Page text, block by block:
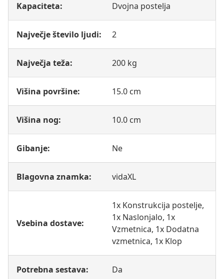
Kapaciteta: Dvojna postelja
Največje število ljudi: 2
Največja teža: 200 kg
Višina površine: 15.0 cm
Višina nog: 10.0 cm
Gibanje: Ne
Blagovna znamka: vidaXL
Vsebina dostave:
1x Konstrukcija postelje,
1x Naslonjalo, 1x
Vzmetnica, 1x Dodatna
vzmetnica, 1x Klop
Potrebna sestava: Da